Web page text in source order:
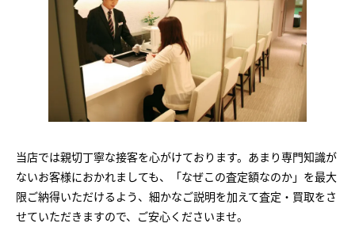
当店では親切丁寧な接客を心がけております。あまり専門知識が
ないお客様におかれましても、「なぜこの査定額なのか」を最大
限ご納得いただけるよう、細かなご説明を加えて査定・買取をさ
せていただきますので、ご安心くださいませ。